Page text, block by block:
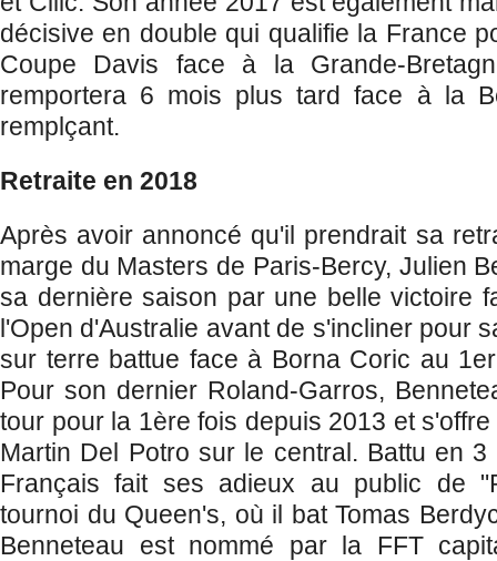
décisive en double qui qualifie la France
Coupe Davis face à la Grande-
remportera 6 mois plus tard face à la
remplçant.
Retraite en 2018
Après avoir annoncé qu'il prendrait sa
marge du Masters de Paris-Bercy, Julien
sa dernière saison par une belle victoire
l'Open d'Australie avant de s'incliner pour
sur terre battue face à Borna Coric au
Pour son dernier Roland-Garros,
tour pour la 1ère fois depuis 2013 et
Martin Del Potro sur le central. Battu en
Français fait ses adieux au public de
tournoi du Queen's, où il bat Tomas
Benneteau est nommé par la FFT